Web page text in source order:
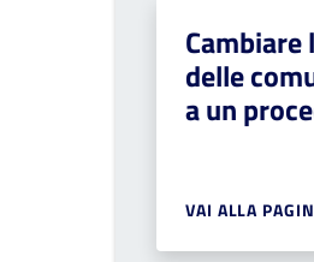
delle
a un
VAI ALLA